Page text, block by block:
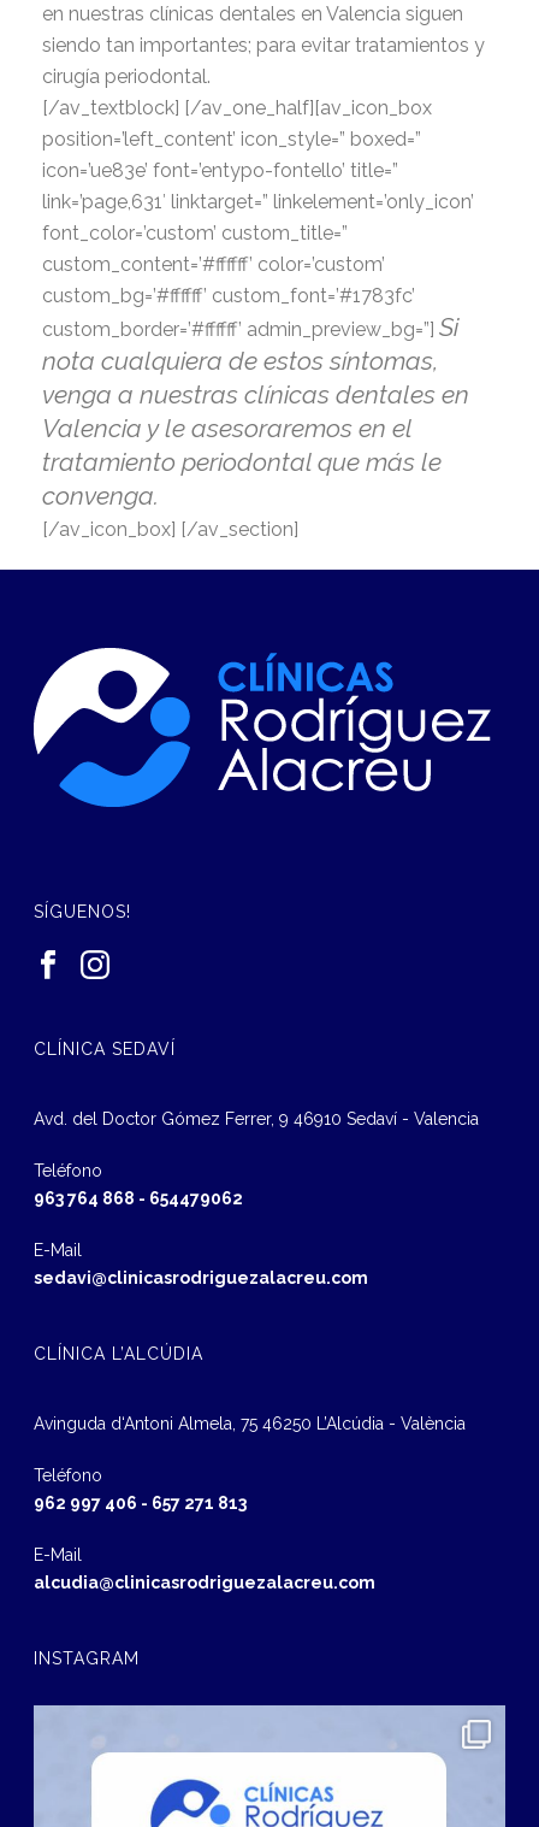
en nuestras clínicas dentales en Valencia siguen
siendo tan importantes; para evitar tratamientos y
cirugía periodontal.
[/av_textblock] [/av_one_half][av_icon_box
position=’left_content’ icon_style=” boxed=”
icon=’ue83e’ font=’entypo-fontello’ title=”
link=’page,631′ linktarget=” linkelement=’only_icon’
font_color=’custom’ custom_title=”
custom_content=’#ffffff’ color=’custom’
custom_bg=’#ffffff’ custom_font=’#1783fc’
custom_border=’#ffffff’ admin_preview_bg=”] Si
nota cualquiera de estos síntomas,
venga a nuestras clínicas dentales en
Valencia y le asesoraremos en el
tratamiento periodontal que más le
convenga.
[/av_icon_box] [/av_section]
SÍGUENOS!
CLÍNICA SEDAVÍ
Avd. del Doctor Gómez Ferrer, 9 46910 Sedaví - Valencia
Teléfono
963 764 868 - 654479062
E-Mail
sedavi@clinicasrodriguezalacreu.com
CLÍNICA L’ALCÚDIA
Avinguda d‘Antoni Almela, 75 46250 L’Alcúdia - València
Teléfono
962 997 406 - 657 271 813
E-Mail
alcudia@clinicasrodriguezalacreu.com
INSTAGRAM